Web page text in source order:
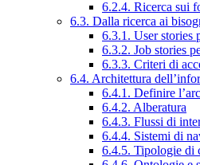
6.2.4. Ricerca sui
6.3. Dalla ricerca ai
6.3.1. User stories
6.3.2. Job stories
6.3.3. Criteri di
6.4. Architettura
6.4.1. Definire
6.4.2. Alberatura
6.4.3. Flussi di
6.4.4. Sistemi di
6.4.5. Tipologie di